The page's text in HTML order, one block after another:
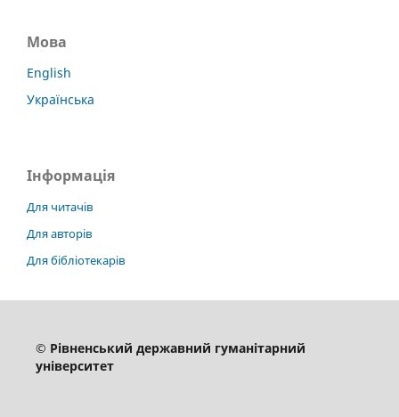
Мова
English
Українська
Інформація
Для читачів
Для авторів
Для бібліотекарів
© Рівненський державний гуманітарний
університет